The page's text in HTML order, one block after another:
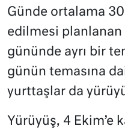
Günde ortalama
edilmesi
gününde ayrı bir
günün temasına
yurttaşlar da
Yürüyüş, 4 Ekim’e